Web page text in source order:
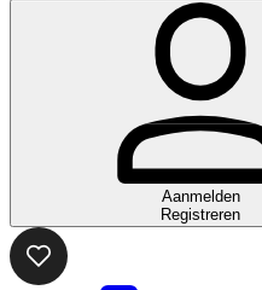
Aanmelden
Registreren